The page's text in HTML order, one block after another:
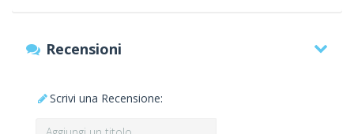
Recensioni
Scrivi una Recensione: